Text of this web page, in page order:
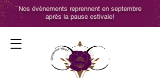
Nos évènements reprennent en septembre
après la pause estivale!